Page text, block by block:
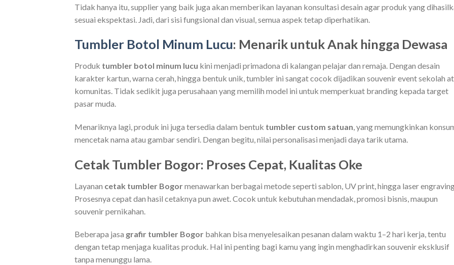
Tidak hanya itu, supplier yang baik juga akan memberikan layanan konsultasi desain agar produk yang
sesuai ekspektasi. Jadi, dari sisi fungsional dan visual, semua aspek tetap diperhatikan.
Tumbler Botol Minum Lucu: Menarik untuk Anak hingga Dewasa
Produk tumbler botol minum lucu kini menjadi primadona di kalangan pelajar dan remaja. Dengan desain
karakter kartun, warna cerah, hingga bentuk unik, tumbler ini sangat cocok dijadikan souvenir event sekolah
komunitas. Tidak sedikit juga perusahaan yang memilih model ini untuk memperkuat branding kepada target
pasar muda.
Menariknya lagi, produk ini juga tersedia dalam bentuk tumbler custom satuan, yang memungkinkan
mencetak nama atau gambar sendiri. Dengan begitu, nilai personalisasi menjadi daya tarik utama.
Cetak Tumbler Bogor: Proses Cepat, Kualitas Oke
Layanan cetak tumbler Bogormenawarkan berbagai metode seperti sablon, UV print, hingga laser
Prosesnya cepat dan hasil cetaknya pun awet. Cocok untuk kebutuhan mendadak, promosi bisnis, maupun
souvenir pernikahan.
Beberapa jasa grafir tumbler Bogor bahkan bisa menyelesaikan pesanan dalam waktu 1–2 hari kerja, tentu
dengan tetap menjaga kualitas produk. Hal ini penting bagi kamu yang ingin menghadirkan souvenir eksklusif
tanpa menunggu lama.